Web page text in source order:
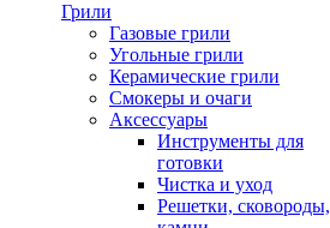
Грили
Газовые грили
Угольные грили
Керамические грили
Смокеры и очаги
Аксессуары
Инструменты для
готовки
Чистка и уход
Решетки, сковороды,